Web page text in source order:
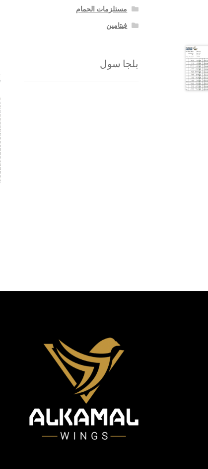
مستلزمات الحمام
فيتامين
بلجا سول